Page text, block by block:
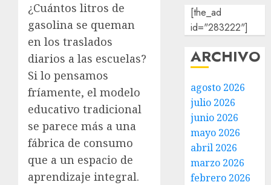
¿Cuántos litros de
gasolina se queman
en los traslados
diarios a las escuelas?
Si lo pensamos
fríamente, el modelo
educativo tradicional
se parece más a una
fábrica de consumo
que a un espacio de
aprendizaje integral.
[the_ad
id="283222"]
ARCHIVO
agosto 2026
julio 2026
junio 2026
mayo 2026
abril 2026
marzo 2026
febrero 2026